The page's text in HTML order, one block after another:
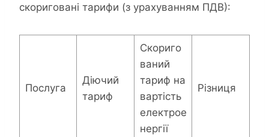
скориговані тарифи (з урахуванням ПДВ):
Послуга
Діючий
тариф
Скориго
ваний
тариф на
вартість
електрое
нергії
Різниця